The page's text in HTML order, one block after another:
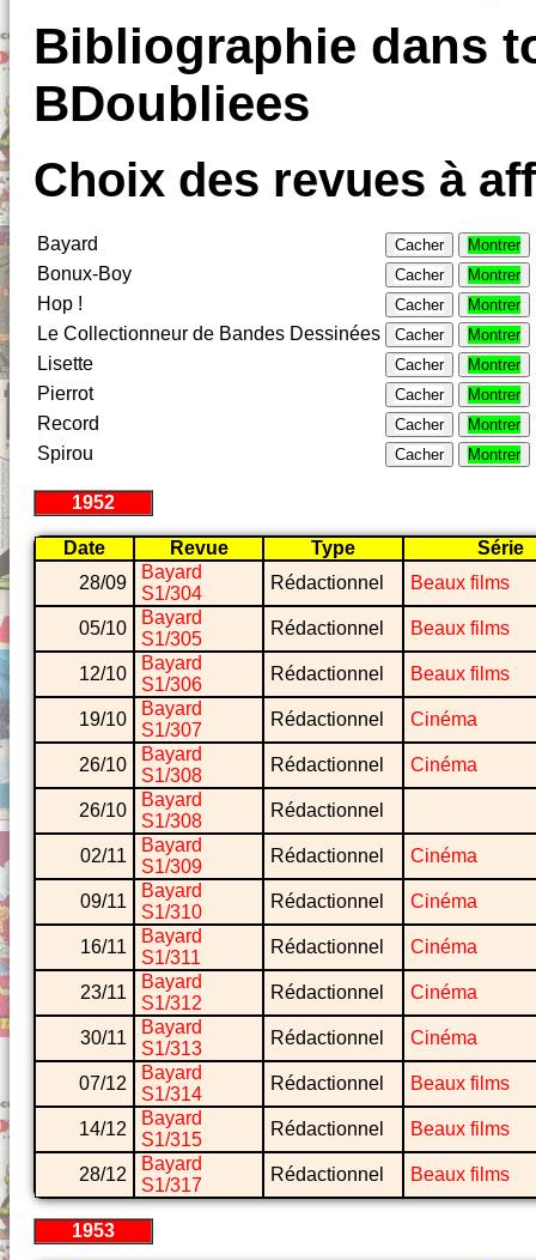
Bibliographie dans
BDoubliees
Choix des revues à
Bayard Cacher Montrer
Bonux-Boy Cacher Montrer
Hop ! Cacher Montrer
Le Collectionneur de Bandes Dessinées Cacher Montrer
Lisette Cacher Montrer
Pierrot Cacher Montrer
Record Cacher Montrer
Spirou Cacher Montrer
1952
Date Revue Type
Série
28/09
Bayard
S1/304
Rédactionnel Beaux films
05/10
Bayard
S1/305
Rédactionnel Beaux films
12/10
Bayard
S1/306
Rédactionnel Beaux films
19/10
Bayard
S1/307
Rédactionnel Cinéma
26/10
Bayard
S1/308
Rédactionnel Cinéma
26/10
Bayard
S1/308
Rédactionnel
02/11
Bayard
S1/309
Rédactionnel Cinéma
09/11
Bayard
S1/310
Rédactionnel Cinéma
16/11
Bayard
S1/311
Rédactionnel Cinéma
23/11
Bayard
S1/312
Rédactionnel Cinéma
30/11
Bayard
S1/313
Rédactionnel Cinéma
07/12
Bayard
S1/314
Rédactionnel Beaux films
14/12
Bayard
S1/315
Rédactionnel Beaux films
28/12
Bayard
S1/317
Rédactionnel Beaux films
1953